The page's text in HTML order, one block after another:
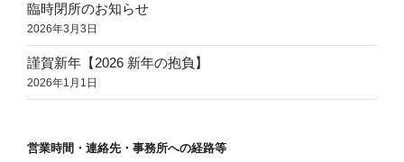
臨時閉所のお知らせ
2026年3月3日
謹賀新年【2026 新年の抱負】
2026年1月1日
営業時間・連絡先・事務所への経路等